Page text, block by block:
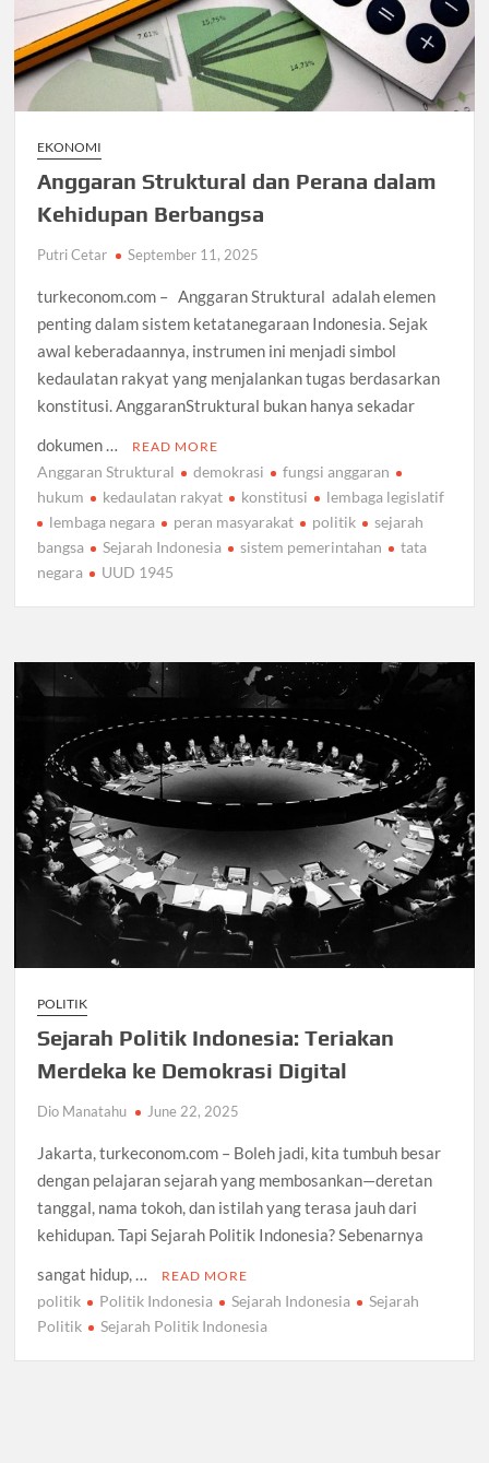
EKONOMI
Anggaran Struktural dan Perana dalam
Kehidupan Berbangsa
Putri Cetar September 11, 2025
turkeconom.com – Anggaran Struktural adalah elemen
penting dalam sistem ketatanegaraan Indonesia. Sejak
awal keberadaannya, instrumen ini menjadi simbol
kedaulatan rakyat yang menjalankan tugas berdasarkan
konstitusi. AnggaranStruktural bukan hanya sekadar
dokumen …
READ MORE
Anggaran Struktural demokrasi
fungsi anggaran
hukum
kedaulatan rakyat konstitusi
lembaga legislatif
lembaga negara
peran masyarakat politik
sejarah
bangsa
Sejarah Indonesia sistem pemerintahan
tata
negara
UUD 1945
POLITIK
Sejarah Politik Indonesia: Teriakan
Merdeka ke Demokrasi Digital
Dio Manatahu June 22, 2025
Jakarta, turkeconom.com – Boleh jadi, kita tumbuh besar
dengan pelajaran sejarah yang membosankan—deretan
tanggal, nama tokoh, dan istilah yang terasa jauh dari
kehidupan. Tapi Sejarah Politik Indonesia? Sebenarnya
sangat hidup, …
READ MORE
politik Politik Indonesia Sejarah Indonesia
Sejarah
Politik
Sejarah Politik Indonesia